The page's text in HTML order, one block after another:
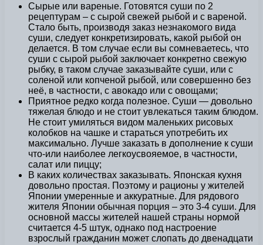
Сырые или вареные. Готовятся суши по 2
рецептурам – с сырой свежей рыбой и с вареной.
Стало быть, производя заказ незнакомого вида
суши, следует конкретизировать, какой рыбой он
делается. В том случае если вы сомневаетесь, что
суши с сырой рыбой заключает конкретно свежую
рыбку, в таком случае заказывайте суши, или с
соленой или копченой рыбой, или совершенно без
неё, в частности, с авокадо или с овощами;
Приятное редко когда полезное. Суши — довольно
тяжелая блюдо и не стоит увлекаться таким блюдом.
Не стоит умиляться видом маленьких рисовых
колобков на чашке и стараться употребить их
максимально. Лучше заказать в дополнение к суши
что-или наиболее легкоусвояемое, в частности,
салат или пиццу;
В каких количествах заказывать. Японская кухня
довольно простая. Поэтому и рационы у жителей
Японии умеренные и аккуратные. Для рядового
жителя Японии обычная порция – это 3-4 суши. Для
основной массы жителей нашей страны нормой
считается 4-5 штук, однако под настроение
взрослый гражданин может слопать до двенадцати